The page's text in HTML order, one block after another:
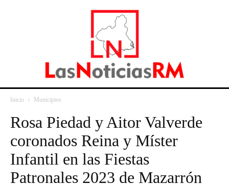
Inicio Municipios
Rosa Piedad y Aitor Valverde
coronados Reina y Míster
Infantil en las Fiestas
Patronales 2023 de Mazarrón